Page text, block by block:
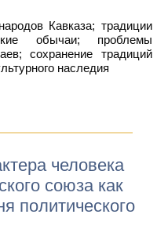
Кавказа; традиции
обычаи; проблемы
сохранение традиций
наследия
человека
союза как
политического